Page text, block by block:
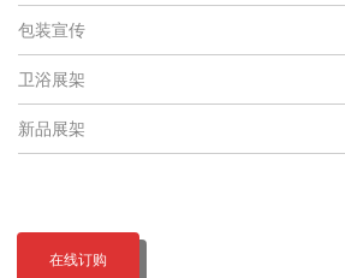
包装宣传
卫浴展架
新品展架
在线订购